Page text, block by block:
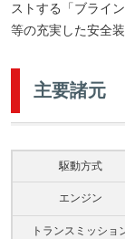
ストする「ブライ
等の充実した安全
主要諸元
駆動方式
エンジン
トランスミッショ